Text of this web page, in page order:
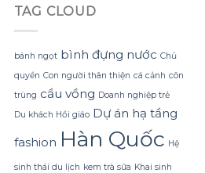
mái
khiến
người
ngờ.
đọc
tối
thách
hơn
TAG CLOUD
bánh ngọt bình đựng nước Chủ
quyền Con người thân thiện cá cảnh côn
trùng cầu vồng Doanh nghiệp trẻ
Du khách Hồi giáo Dự án hạ tầng
fashion Hàn Quốc Hệ
sinh thái du lịch kem trà sữa Khai sinh